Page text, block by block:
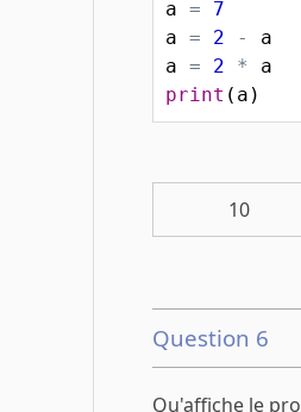
a =
7
a
= 2 -
a
a
= 2 *
a
print ( a )
10
Question 6
Qu'affiche le